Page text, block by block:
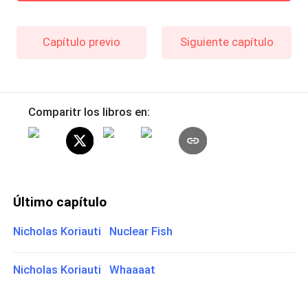
Capítulo previo Siguiente capítulo
Comparitr los libros en:
Último capítulo
Nicholas Koriauti Nuclear Fish
Nicholas Koriauti Whaaaat